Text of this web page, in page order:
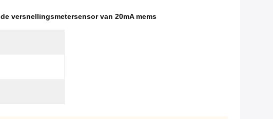
de versnellingsmetersensor van 20mA mems